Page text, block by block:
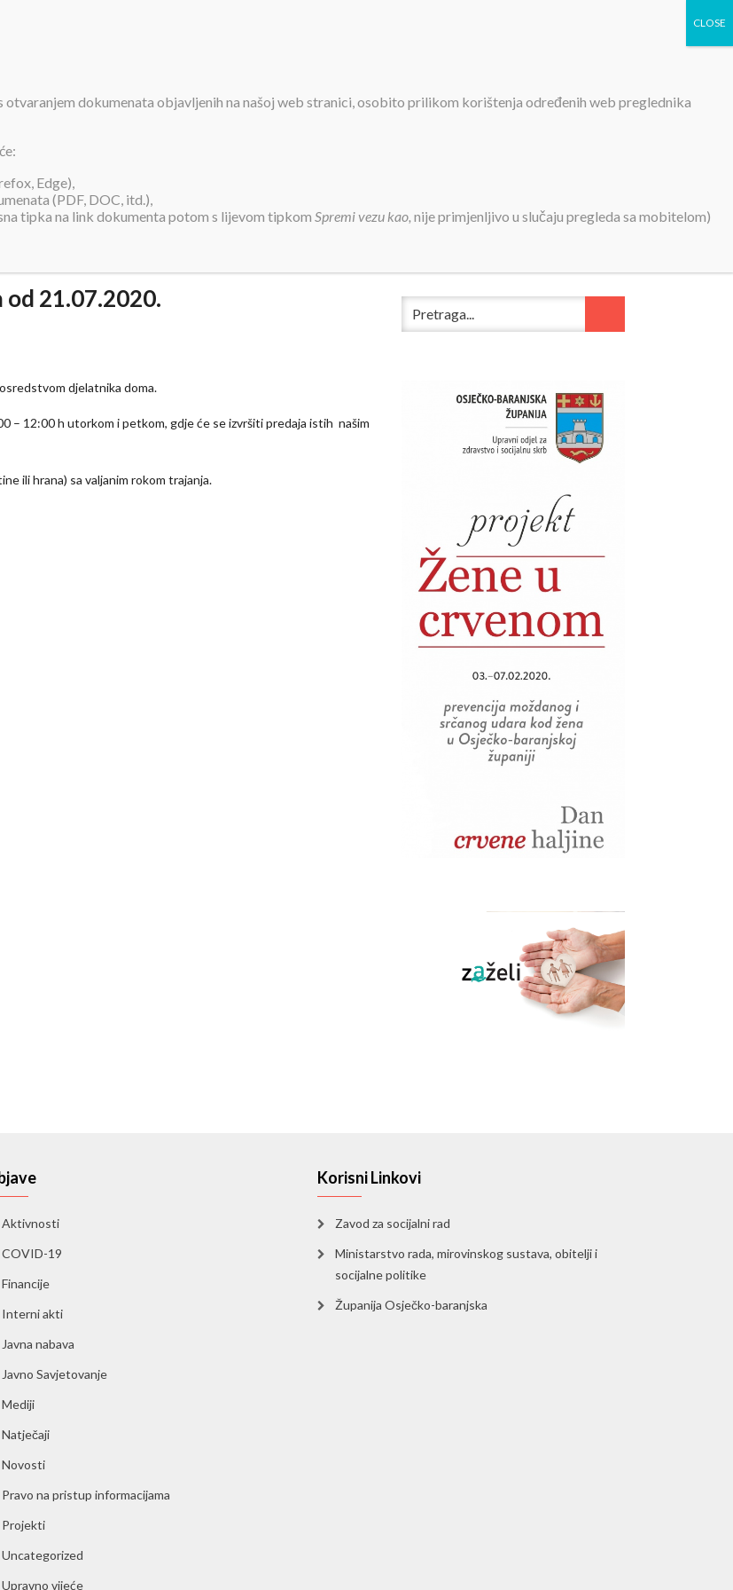
korisnicima doma od 21.07.2020.
21.07.2020.
djelatnika doma.
– 12:00 h utorkom i petkom, gdje će se izvršiti predaja istih našim
ili hrana) sa valjanim rokom trajanja.
Aktivnosti
COVID-19
Financije
Interni akti
Javna nabava
Javno Savjetovanje
Mediji
Natječaji
Novosti
Pravo na pristup informacijama
Projekti
Uncategorized
Upravno vijeće
Korisni Linkovi
Zavod za socijalni rad
Ministarstvo rada, mirovinskog sustava, obitelji i
socijalne politike
Županija Osječko-baranjska
dokumenata objavljenih na našoj web stranici, osobito prilikom korištenja određenih web preglednika
Edge),
(PDF, DOC, itd.),
tipka na link dokumenta potom s lijevom tipkom Spremi vezu kao, nije primjenljivo u slučaju pregleda sa mobitelom)